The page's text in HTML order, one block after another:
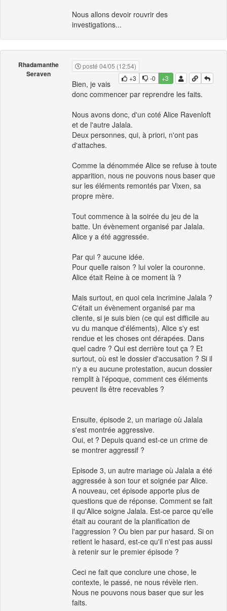
Nous allons devoir rouvrir des
investigations...
Rhadamanthe
Seraven
posté 04/05 (12:54)
+3
-0 +3
Bien, je vais
donc commencer par reprendre les faits.
Nous avons donc, d'un coté Alice Ravenloft
et de l'autre Jalala.
Deux personnes, qui, à priori, n'ont pas
d'attaches.
Comme la dénommée Alice se refuse à toute
apparition, nous ne pouvons nous baser que
sur les éléments remontés par Vixen, sa
propre mère.
Tout commence à la soirée du jeu de la
batte. Un évènement organisé par Jalala.
Alice y a été aggressée.
Par qui ? aucune idée.
Pour quelle raison ? lui voler la couronne.
Alice était Reine à ce moment là ?
Mais surtout, en quoi cela incrimine Jalala ?
C'était un évènement organisé par ma
cliente, si je suis bien (ce qui est difficile au
vu du manque d'éléments), Alice s'y est
rendue et les choses ont dérapées. Dans
quel cadre ? Qui est derrière tout ça ? Et
surtout, où est le dossier d'accusation ? Si il
n'y a eu aucune protestation, aucun dossier
remplit à l'époque, comment ces éléments
peuvent ils être recevables ?
Ensuite, épisode 2, un mariage où Jalala
s'est montrée aggressive.
Oui, et ? Depuis quand est-ce un crime de
se montrer aggressif ?
Episode 3, un autre mariage où Jalala a été
aggressée à son tour et soignée par Alice.
A nouveau, cet épisode apporte plus de
questions que de réponse. Comment se fait
il qu'Alice soigne Jalala. Est-ce parce qu'elle
était au courant de la planification de
l'aggression ? Ou bien par pur hasard. Si on
retient le hasard, est-ce qu'il n'est pas aussi
à retenir sur le premier épisode ?
Ceci ne fait que conclure une chose, le
contexte, le passé, ne nous révèle rien.
Nous ne pouvons nous baser que sur les
faits.